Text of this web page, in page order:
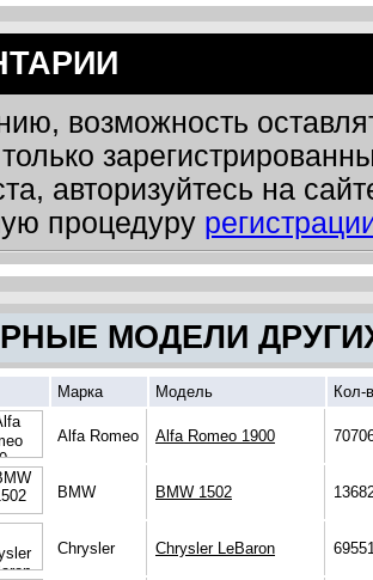
возможность
авторизуйтесь на
процедуру
МОДЕЛИ
Марка Модель Кол-
Alfa Romeo Alfa Romeo 1900
BMW BMW 1502
Chrysler Chrysler LeBaron